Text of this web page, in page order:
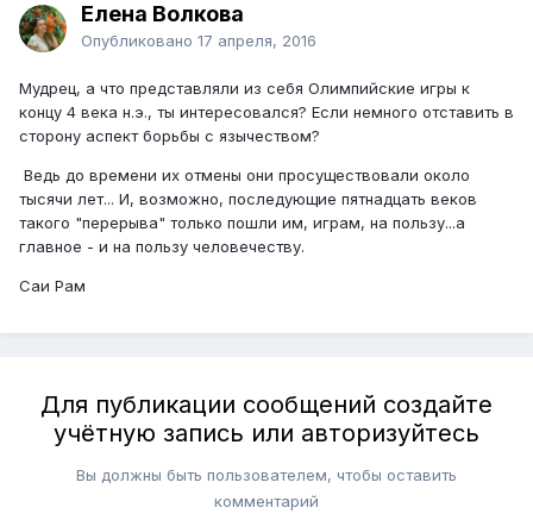
Елена Волкова
Опубликовано 17 апреля, 2016
Мудрец, а что представляли из себя Олимпийские игры к
концу 4 века н.э., ты интересовался? Если немного отставить в
сторону аспект борьбы с язычеством?
Ведь до времени их отмены они просуществовали около
тысячи лет... И, возможно, последующие пятнадцать веков
такого "перерыва" только пошли им, играм, на пользу...а
главное - и на пользу человечеству.
Саи Рам
Для публикации сообщений создайте
учётную запись или авторизуйтесь
Вы должны быть пользователем, чтобы оставить
комментарий